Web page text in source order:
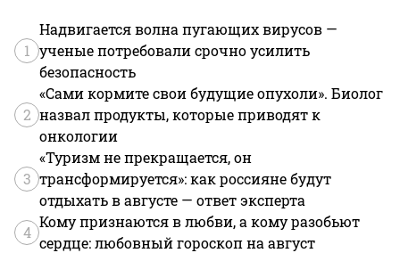
1
Надвигается волна пугающих вирусов —
ученые потребовали срочно усилить
безопасность
2
«Сами кормите свои будущие опухоли». Биолог
назвал продукты, которые приводят к
онкологии
3
«Туризм не прекращается, он
трансформируется»: как россияне будут
отдыхать в августе — ответ эксперта
4
Кому признаются в любви, а кому разобьют
сердце: любовный гороскоп на август